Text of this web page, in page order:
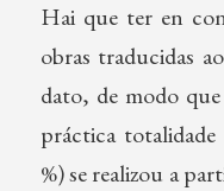
Hai que ter en
obras traducidas
dato, de modo
práctica
%) se realizou a